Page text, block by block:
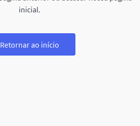
inicial.
Retornar ao início